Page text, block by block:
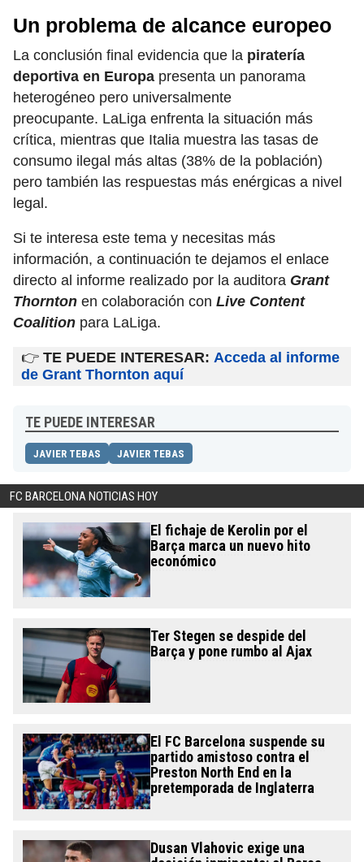
Un problema de alcance europeo
La conclusión final evidencia que la piratería
deportiva en Europa presenta un panorama
heterogéneo pero universalmente
preocupante. LaLiga enfrenta la situación más
crítica, mientras que Italia muestra las tasas de
consumo ilegal más altas (38% de la población)
pero también las respuestas más enérgicas a nivel
legal.
Si te interesa este tema y necesitas más
información, a continuación te dejamos el enlace
directo al informe realizado por la auditora Grant
Thornton en colaboración con Live Content
Coalition para LaLiga.
👉 TE PUEDE INTERESAR: Acceda al informe
de Grant Thornton aquí
TE PUEDE INTERESAR
JAVIER TEBAS JAVIER TEBAS
FC BARCELONA NOTICIAS HOY
El fichaje de Kerolin por el
Barça marca un nuevo hito
económico
Ter Stegen se despide del
Barça y pone rumbo al Ajax
El FC Barcelona suspende su
partido amistoso contra el
Preston North End en la
pretemporada de Inglaterra
Dusan Vlahovic exige una